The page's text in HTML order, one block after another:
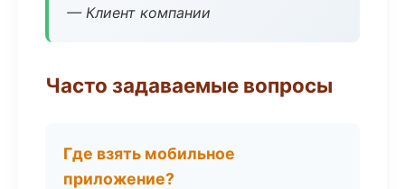
— Клиент компании
Часто задаваемые вопросы
Где взять мобильное
приложение?